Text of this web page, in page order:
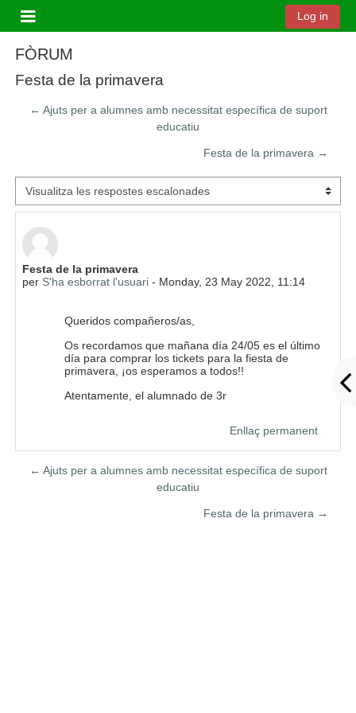
Panell lateral
Log in
FÒRUM
Festa de la primavera
← Ajuts per a alumnes amb necessitat específica de suport
educatiu
Festa de la primavera →
Mode de visualització
Festa de la primavera
per S'ha esborrat l'usuari - Monday, 23 May 2022, 11:14
Nombre de respostes: 0
Queridos compañeros/as,
Os recordamos que mañana día 24/05 es el último
día para comprar los tickets para la fiesta de
primavera, ¡os esperamos a todos!!
Atentamente, el alumnado de 3r
Enllaç permanent
← Ajuts per a alumnes amb necessitat específica de suport
educatiu
Festa de la primavera →